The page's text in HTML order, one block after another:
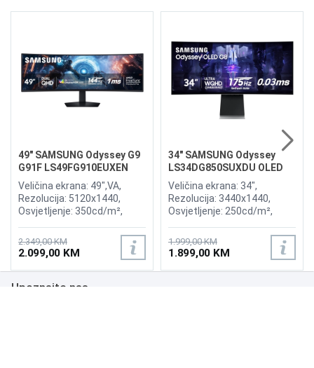
49" SAMSUNG Odyssey G9
G91F LS49FG910EUXEN
144Hz Gaming Curved
Display
Veličina ekrana: 49",VA,
Rezolucija: 5120x1440,
Osvjetljenje: 350cd/m²,
Osvježenje: 144Hz, AMD
FreeSync Premium Pro,
Priključci: 2xHDMI 2.1,
DisplayPort, 2xUSB 3.2, USB-
B
2.349,00 KM
2.099,00 KM
34" SAMSUNG Odyssey
LS34DG850SUXDU OLED
G8 175Hz Gaming Curved
Display
Veličina ekrana: 34",
Rezolucija: 3440x1440,
Osvjetljenje: 250cd/m²,
Osvježenje: 175Hz, AMD
FreeSync Premium,
Wireless LAN, Bluetooth ,
Priključci: 2xHDMI,
1.999,00 KM
1.899,00 KM
Upoznajte nas